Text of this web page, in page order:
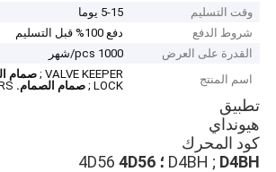
وقت التسليم
5-15 يوما
شروط الدفع
دفع 100% قبل التسليم
القدرة على العرض
1000 pcs/شهر
اسم المنتج
VALVE KEEPER ; صمام
LOCK ;
صمام الصمام.
تطبيق
هيونداي
كود المحرك
D4BH ; D4BH ؛ 4D56 4D56